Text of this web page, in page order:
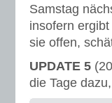
Samstag
insofern
sie offen,
UPDATE 5
die Tage